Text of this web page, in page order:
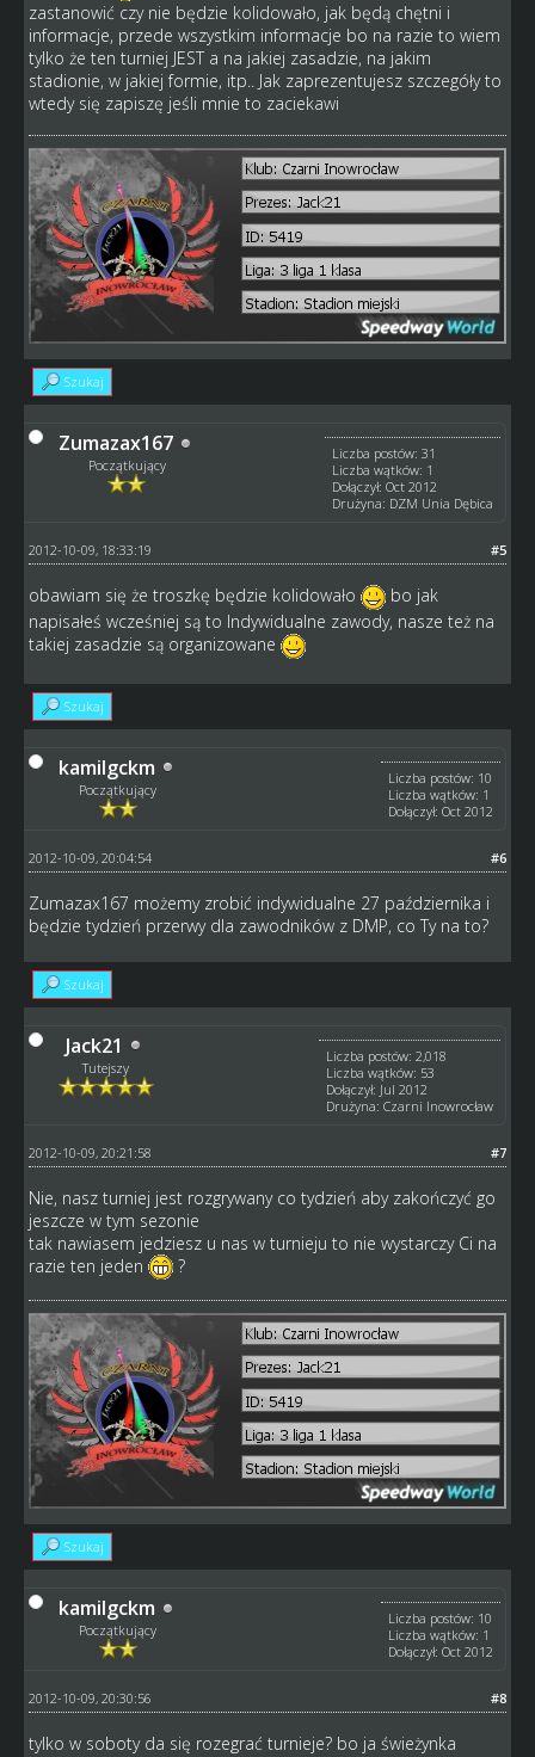
zastanowić czy nie będzie kolidowało, jak będą chętni i
informacje, przede wszystkim informacje bo na razie to wiem
tylko że ten turniej JEST a na jakiej zasadzie, na jakim
stadionie, w jakiej formie, itp.. Jak zaprezentujesz szczegóły to
wtedy się zapiszę jeśli mnie to zaciekawi
Szukaj
Zumazax167
Początkujący
Liczba postów: 31
Liczba wątków: 1
Dołączył: Oct 2012
Drużyna: DZM Unia Dębica
#5
2012-10-09, 18:33:19
obawiam się że troszkę będzie kolidowało
bo jak
napisałeś wcześniej są to Indywidualne zawody, nasze też na
takiej zasadzie są organizowane
Szukaj
kamilgckm
Początkujący
Liczba postów: 10
Liczba wątków: 1
Dołączył: Oct 2012
#6
2012-10-09, 20:04:54
Zumazax167 możemy zrobić indywidualne 27 października i
będzie tydzień przerwy dla zawodników z DMP, co Ty na to?
Szukaj
Jack21
Tutejszy
Liczba postów: 2,018
Liczba wątków: 53
Dołączył: Jul 2012
Drużyna: Czarni Inowrocław
#7
2012-10-09, 20:21:58
Nie, nasz turniej jest rozgrywany co tydzień aby zakończyć go
jeszcze w tym sezonie
tak nawiasem jedziesz u nas w turnieju to nie wystarczy Ci na
razie ten jeden
?
Szukaj
kamilgckm
Początkujący
Liczba postów: 10
Liczba wątków: 1
Dołączył: Oct 2012
#8
2012-10-09, 20:30:56
tylko w soboty da się rozegrać turnieje? bo ja świeżynka